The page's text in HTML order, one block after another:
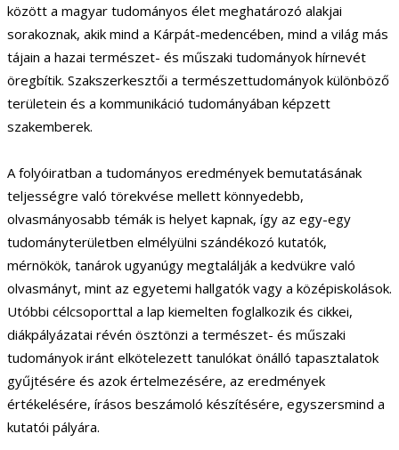
között a magyar tudományos élet meghatározó alakjai
sorakoznak, akik mind a Kárpát-medencében, mind a világ más
tájain a hazai természet- és műszaki tudományok hírnevét
öregbítik. Szakszerkesztői a természettudományok különböző
területein és a kommunikáció tudományában képzett
szakemberek.
A folyóiratban a tudományos eredmények bemutatásának
teljességre való törekvése mellett könnyedebb,
olvasmányosabb témák is helyet kapnak, így az egy-egy
tudományterületben elmélyülni szándékozó kutatók,
mérnökök, tanárok ugyanúgy megtalálják a kedvükre való
olvasmányt, mint az egyetemi hallgatók vagy a középiskolások.
Utóbbi célcsoporttal a lap kiemelten foglalkozik és cikkei,
diákpályázatai révén ösztönzi a természet- és műszaki
tudományok iránt elkötelezett tanulókat önálló tapasztalatok
gyűjtésére és azok értelmezésére, az eredmények
értékelésére, írásos beszámoló készítésére, egyszersmind a
kutatói pályára.